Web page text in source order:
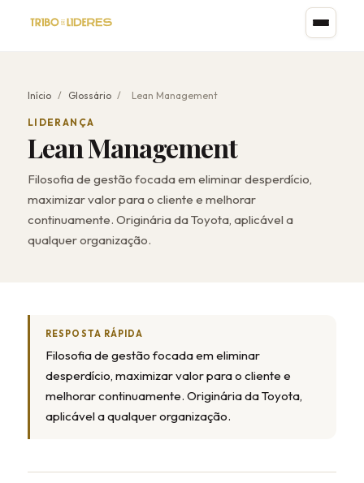
Início / Glossário / Lean Management
LIDERANÇA
Lean Management
Filosofia de gestão focada em eliminar desperdício,
maximizar valor para o cliente e melhorar
continuamente. Originária da Toyota, aplicável a
qualquer organização.
RESPOSTA RÁPIDA
Filosofia de gestão focada em eliminar
desperdício, maximizar valor para o cliente e
melhorar continuamente. Originária da Toyota,
aplicável a qualquer organização.